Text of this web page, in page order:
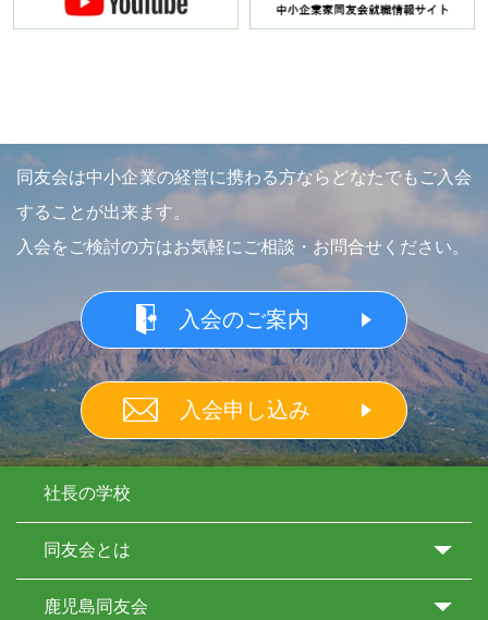
同友会は中小企業の経営に携わる方ならどなたでもご入会
することが出来ます。
入会をご検討の方はお気軽にご相談・お問合せください。
入会のご案内
入会申し込み
社長の学校
同友会とは
鹿児島同友会